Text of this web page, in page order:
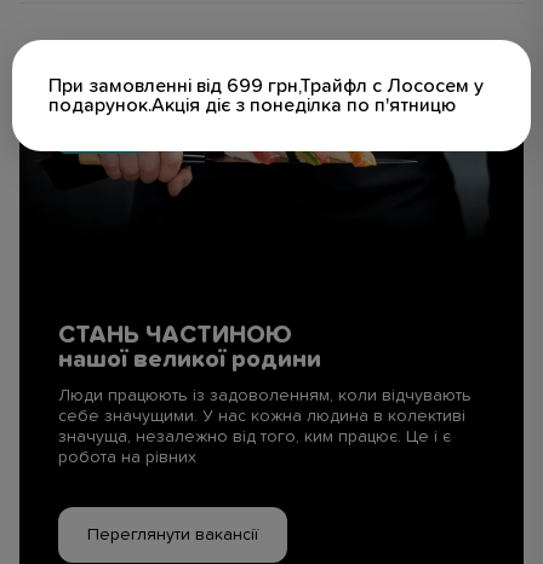
При замовленні від 699 грн,Трайфл с Лососем у
подарунок.Акція діє з понеділка по п'ятницю
СТАНЬ ЧАСТИНОЮ
нашої великої родини
Люди працюють із задоволенням, коли відчувають
себе значущими. У нас кожна людина в колективі
значуща, незалежно від того, ким працює. Це і є
робота на рівних
Переглянути вакансії